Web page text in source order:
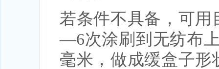
若条件不具备，可用
—6次涂刷到无纺布
毫米，做成缓盒子形